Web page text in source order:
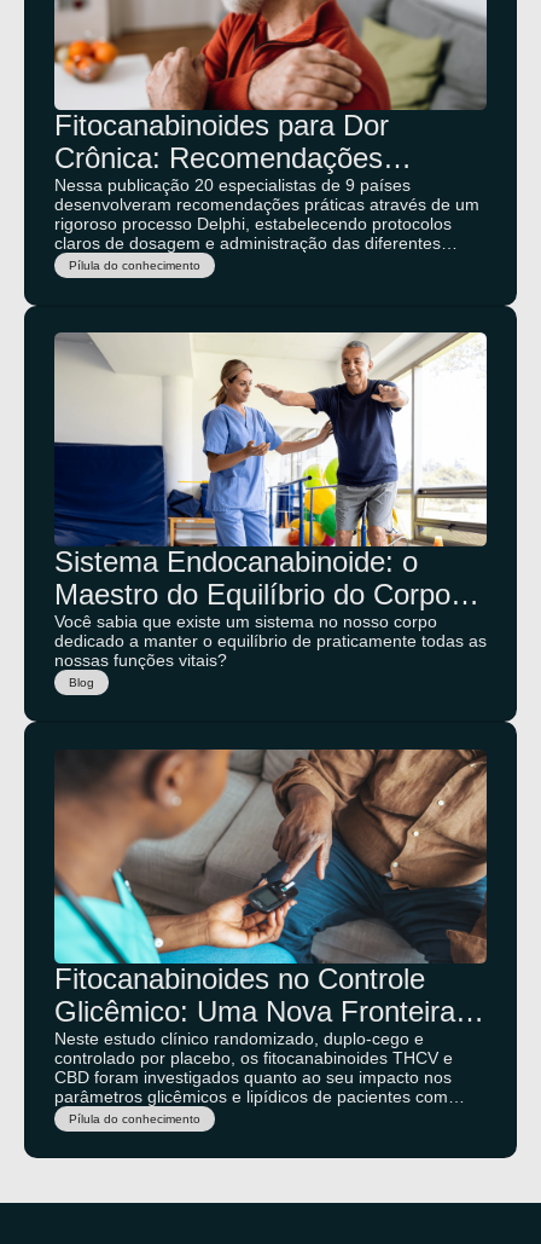
Fitocanabinoides para Dor
Crônica: Recomendações
Internacionais Sobre Dosagem e
Administração
Nessa publicação 20 especialistas de 9 países
desenvolveram recomendações práticas através de um
rigoroso processo Delphi, estabelecendo protocolos
claros de dosagem e administração das diferentes
proporções entre CBD e THC, com estratégias
específicas adaptadas ao perfil clínico de cada paciente
Pílula do conhecimento
Sistema Endocanabinoide: o
Maestro do Equilíbrio do Corpo
Humano
Você sabia que existe um sistema no nosso corpo
dedicado a manter o equilíbrio de praticamente todas as
nossas funções vitais?
Blog
Fitocanabinoides no Controle
Glicêmico: Uma Nova Fronteira
Terapêutica?
Neste estudo clínico randomizado, duplo-cego e
controlado por placebo, os fitocanabinoides THCV e
CBD foram investigados quanto ao seu impacto nos
parâmetros glicêmicos e lipídicos de pacientes com
diabetes tipo 2. Os achados trouxeram insights
promissores, sugerindo efeitos na função das células
beta pancreáticas e na regulação da glicose em jejum.
Pílula do conhecimento